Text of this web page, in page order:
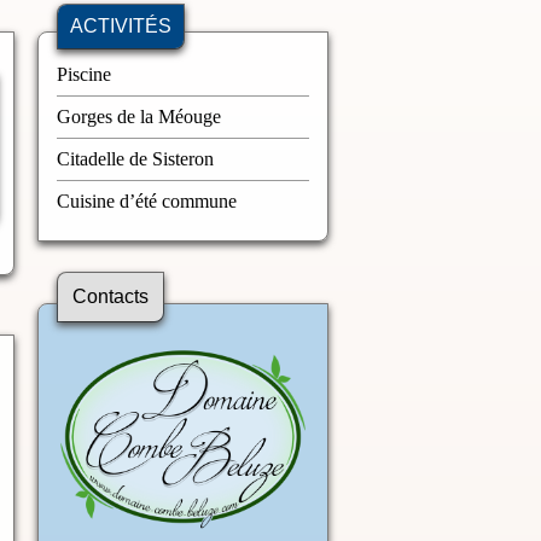
ACTIVITÉS
Piscine
Gorges de la Méouge
Citadelle de Sisteron
Cuisine d’été commune
Contacts